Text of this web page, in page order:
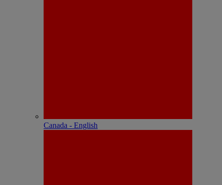
Canada - English